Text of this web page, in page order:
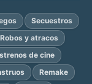
Secuestros
Robos y atracos
de cine
Remake